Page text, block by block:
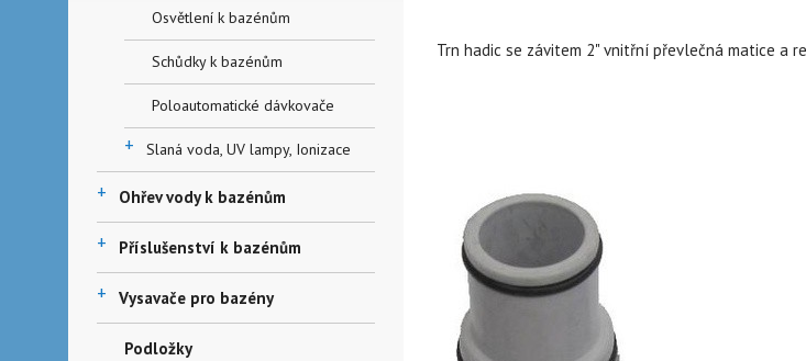
Osvětlení k bazénům
Schůdky k bazénům
Poloautomatické dávkovače
+ Slaná voda, UV lampy, Ionizace
+ Ohřev vody k bazénům
+ Příslušenství k bazénům
+ Vysavače pro bazény
Podložky
Trn hadic se závitem 2" vnitřní převlečná matice a